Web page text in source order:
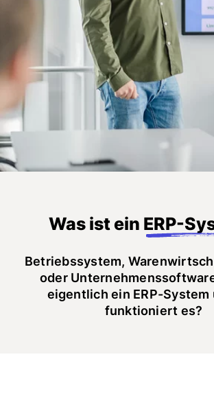
Was ist ein ERP-
Betriebssystem,
oder
eigentlich ein ERP-System
funktioniert es?